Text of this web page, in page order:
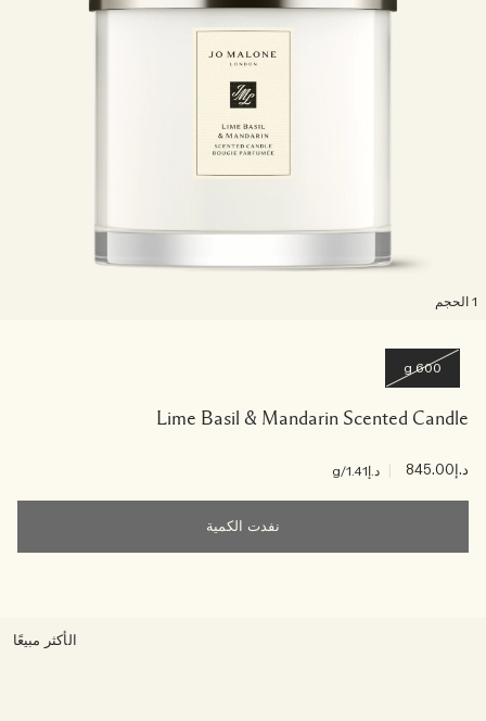
600 g
Lime Basil & Mandarin Scented Candle
د.إ845.00 د.إ1.41 /g
نفدت الكمية
الأكثر مبيعًا